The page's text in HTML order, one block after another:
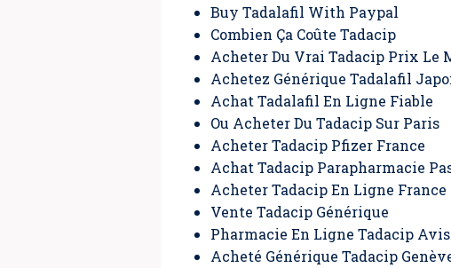
Buy Tadalafil With Paypal
Combien Ça Coûte Tadacip
Acheter Du Vrai Tadacip Prix Le
Achetez Générique Tadalafil
Achat Tadalafil En Ligne Fiable
Ou Acheter Du Tadacip Sur Paris
Acheter Tadacip Pfizer France
Achat Tadacip Parapharmacie
Acheter Tadacip En Ligne France
Vente Tadacip Générique
Pharmacie En Ligne Tadacip Avis
Acheté Générique Tadacip